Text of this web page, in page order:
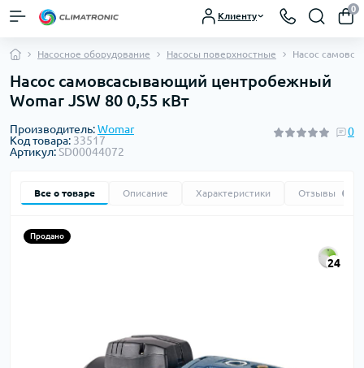
Клиенту
0
Насосное оборудование Насосы поверхностные Насос
Насос самовсасывающий центробежный
Womar JSW 80 0,55 кВт
Производитель:Womar
Код товара: 33517
Артикул:SD00044072
0
Все о товаре Описание Характеристики Отзывы
Продано
24